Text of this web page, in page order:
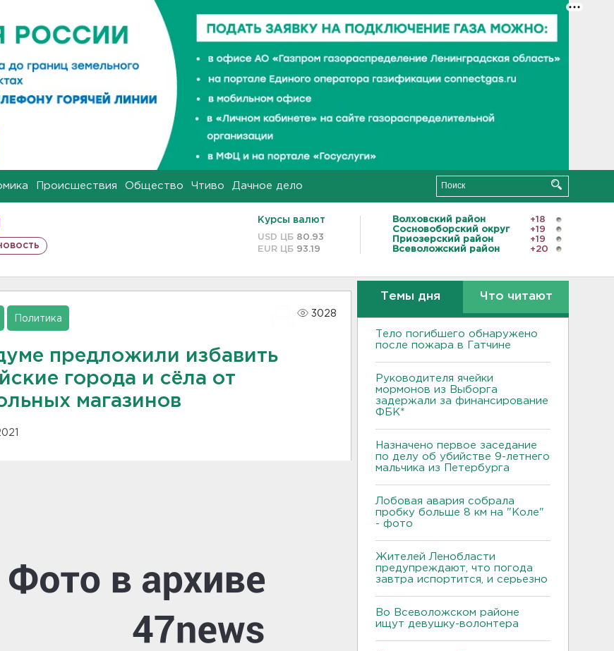
Происшествия Общество Чтиво Дачное дело
Курсы валют
USD ЦБ 80.93
EUR ЦБ 93.19
Волховский район
+18
Сосновоборский округ
+19
Приозерский район
+19
Всеволожский район
+20
Политика
3028
предложили избавить
города и сёла от
магазинов
Темы дня Что читают
Тело погибшего обнаружено
после пожара в Гатчине
Руководителя ячейки
мормонов из Выборга
задержали за финансирование
ФБК*
Назначено первое заседание
по делу об убийстве 9-летнего
мальчика из Петербурга
Лобовая авария собрала
пробку больше 8 км на "Коле"
- фото
Жителей Ленобласти
предупреждают, что погода
завтра испортится, и серьезно
Во Всеволожском районе
ищут девушку-волонтера